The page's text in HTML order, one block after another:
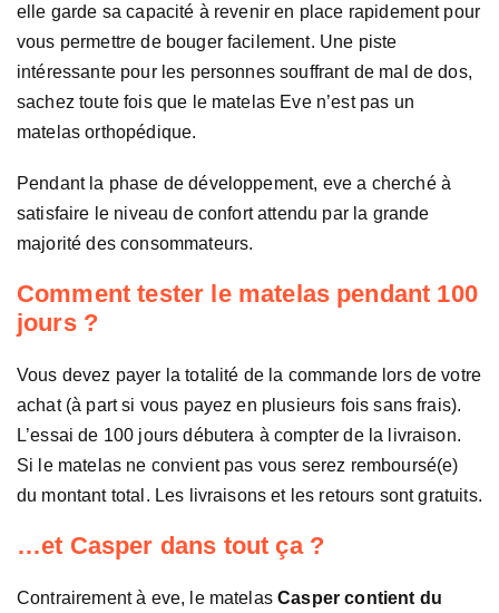
elle garde sa capacité à revenir en place rapidement pour
vous permettre de bouger facilement. Une piste
intéressante pour les personnes souffrant de mal de dos,
sachez toute fois que le matelas Eve n’est pas un
matelas orthopédique.
Pendant la phase de développement, eve a cherché à
satisfaire le niveau de confort attendu par la grande
majorité des consommateurs.
Comment tester le matelas pendant 100
jours ?
Vous devez payer la totalité de la commande lors de votre
achat (à part si vous payez en plusieurs fois sans frais).
L’essai de 100 jours débutera à compter de la livraison.
Si le matelas ne convient pas vous serez remboursé(e)
du montant total. Les livraisons et les retours sont gratuits.
…et Casper dans tout ça ?
Contrairement à eve, le matelasCasper contient du